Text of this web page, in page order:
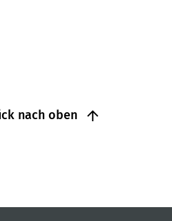
nach oben